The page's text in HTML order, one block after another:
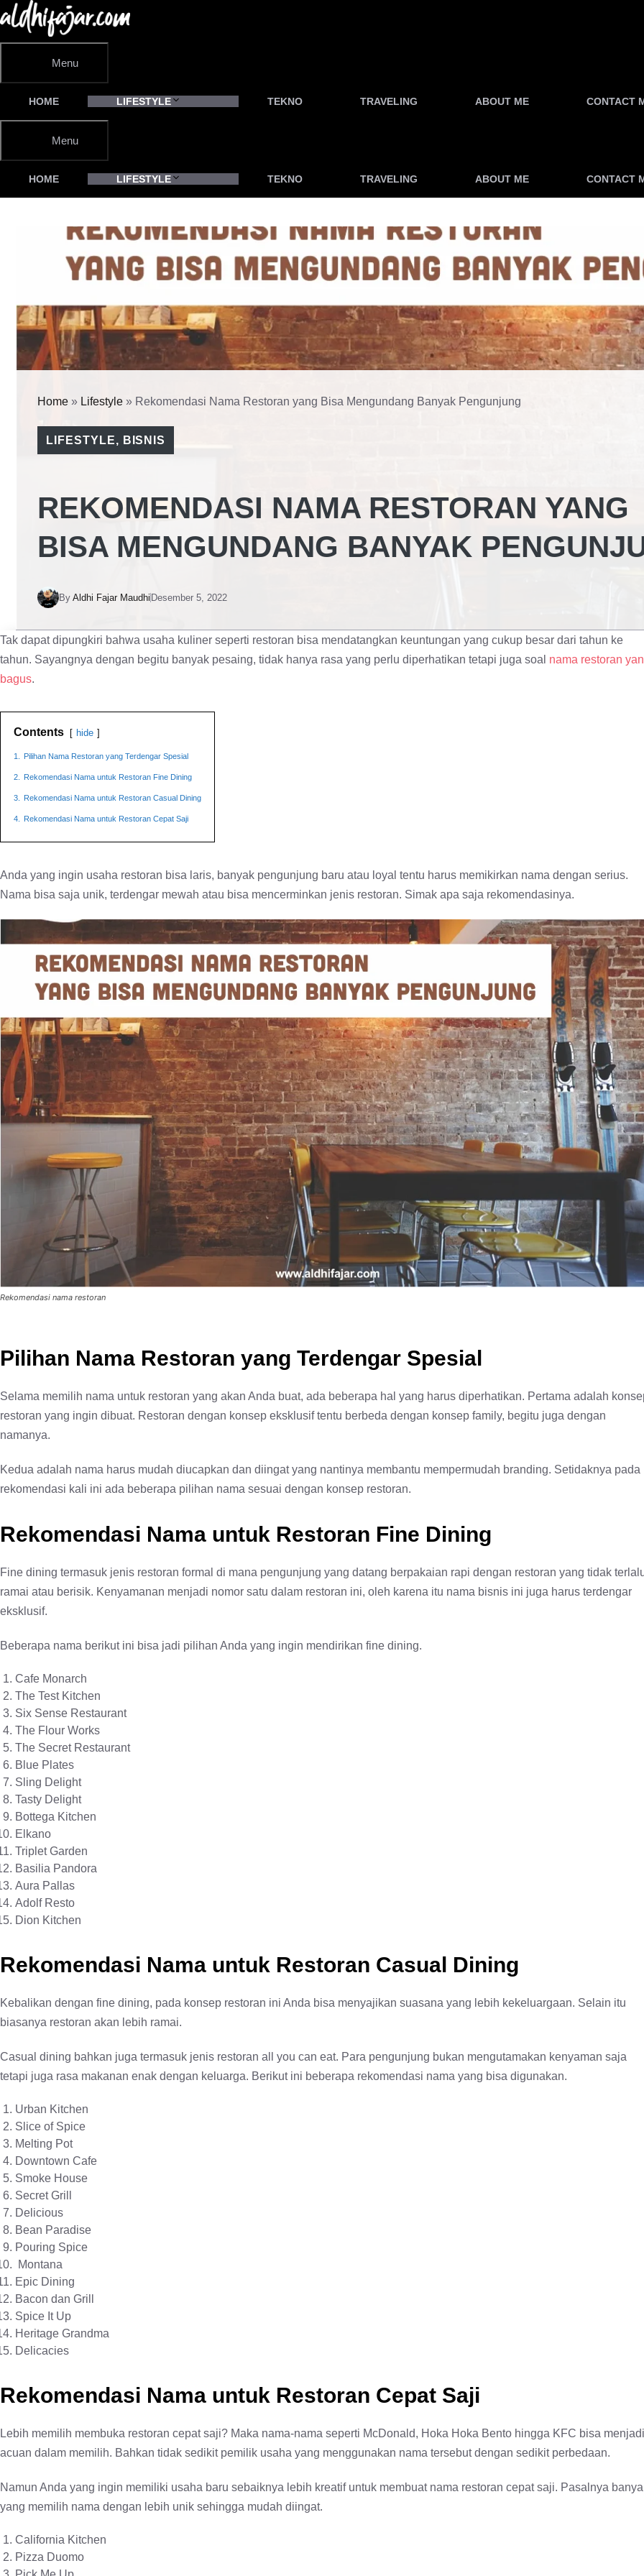
Langsung
ke
isi
Menu
HOME LIFESTYLE TEKNO TRAVELING ABOUT ME CONTACT
Menu
HOME LIFESTYLE TEKNO TRAVELING ABOUT ME CONTACT
Home » Lifestyle » Rekomendasi Nama Restoran yang Bisa Mengundang Banyak Pengunjung
LIFESTYLE, BISNIS
REKOMENDASI NAMA RESTORAN YANG
BISA MENGUNDANG BANYAK
By Aldhi Fajar Maudhi Desember 5, 2022
Tak dapat dipungkiri bahwa usaha kuliner seperti restoran bisa mendatangkan keuntungan yang cukup besar dari tahun ke
tahun. Sayangnya dengan begitu banyak pesaing, tidak hanya rasa yang perlu diperhatikan tetapi juga soal nama restoran
bagus.
Contents hide
1. Pilihan Nama Restoran yang Terdengar Spesial
2. Rekomendasi Nama untuk Restoran Fine Dining
3. Rekomendasi Nama untuk Restoran Casual Dining
4. Rekomendasi Nama untuk Restoran Cepat Saji
Anda yang ingin usaha restoran bisa laris, banyak pengunjung baru atau loyal tentu harus memikirkan nama dengan serius.
Nama bisa saja unik, terdengar mewah atau bisa mencerminkan jenis restoran. Simak apa saja rekomendasinya.
Rekomendasi nama restoran
Pilihan Nama Restoran yang Terdengar Spesial
Selama memilih nama untuk restoran yang akan Anda buat, ada beberapa hal yang harus diperhatikan. Pertama adalah
restoran yang ingin dibuat. Restoran dengan konsep eksklusif tentu berbeda dengan konsep family, begitu juga dengan
namanya.
Kedua adalah nama harus mudah diucapkan dan diingat yang nantinya membantu mempermudah branding. Setidaknya pada
rekomendasi kali ini ada beberapa pilihan nama sesuai dengan konsep restoran.
Rekomendasi Nama untuk Restoran Fine Dining
Fine dining termasuk jenis restoran formal di mana pengunjung yang datang berpakaian rapi dengan restoran yang tidak
ramai atau berisik. Kenyamanan menjadi nomor satu dalam restoran ini, oleh karena itu nama bisnis ini juga harus terdengar
eksklusif.
Beberapa nama berikut ini bisa jadi pilihan Anda yang ingin mendirikan fine dining.
Cafe Monarch
The Test Kitchen
Six Sense Restaurant
The Flour Works
The Secret Restaurant
Blue Plates
Sling Delight
Tasty Delight
Bottega Kitchen
Elkano
Triplet Garden
Basilia Pandora
Aura Pallas
Adolf Resto
Dion Kitchen
Rekomendasi Nama untuk Restoran Casual Dining
Kebalikan dengan fine dining, pada konsep restoran ini Anda bisa menyajikan suasana yang lebih kekeluargaan. Selain itu
biasanya restoran akan lebih ramai.
Casual dining bahkan juga termasuk jenis restoran all you can eat. Para pengunjung bukan mengutamakan kenyaman saja
tetapi juga rasa makanan enak dengan keluarga. Berikut ini beberapa rekomendasi nama yang bisa digunakan.
Urban Kitchen
Slice of Spice
Melting Pot
Downtown Cafe
Smoke House
Secret Grill
Delicious
Bean Paradise
Pouring Spice
Montana
Epic Dining
Bacon dan Grill
Spice It Up
Heritage Grandma
Delicacies
Rekomendasi Nama untuk Restoran Cepat Saji
Lebih memilih membuka restoran cepat saji? Maka nama-nama seperti McDonald, Hoka Hoka Bento hingga KFC bisa menjadi
acuan dalam memilih. Bahkan tidak sedikit pemilik usaha yang menggunakan nama tersebut dengan sedikit perbedaan.
Namun Anda yang ingin memiliki usaha baru sebaiknya lebih kreatif untuk membuat nama restoran cepat saji. Pasalnya
yang memilih nama dengan lebih unik sehingga mudah diingat.
California Kitchen
Pizza Duomo